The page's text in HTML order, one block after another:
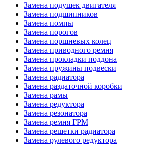
Замена подушек двигателя
Замена подшипников
Замена помпы
Замена порогов
Замена поршневых колец
Замена приводного ремня
Замена прокладки поддона
Замена пружины подвески
Замена радиатора
Замена раздаточной коробки
Замена рамы
Замена редуктора
Замена резонатора
Замена ремня ГРМ
Замена решетки радиатора
Замена рулевого редуктора